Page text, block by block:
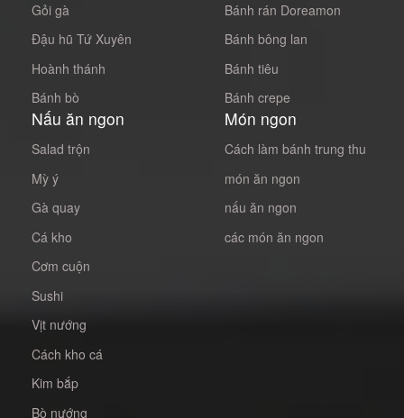
Gỏi gà
Đậu hũ Tứ Xuyên
Hoành thánh
Bánh bò
Bánh rán Doreamon
Bánh bông lan
Bánh tiêu
Bánh crepe
Nấu ăn ngon
Salad trộn
Mỳ ý
Gà quay
Cá kho
Cơm cuộn
Sushi
Vịt nướng
Cách kho cá
Kim bắp
Bò nướng
Món ngon
Cách làm bánh trung thu
món ăn ngon
nấu ăn ngon
các món ăn ngon